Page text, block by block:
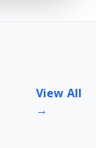
View All
→